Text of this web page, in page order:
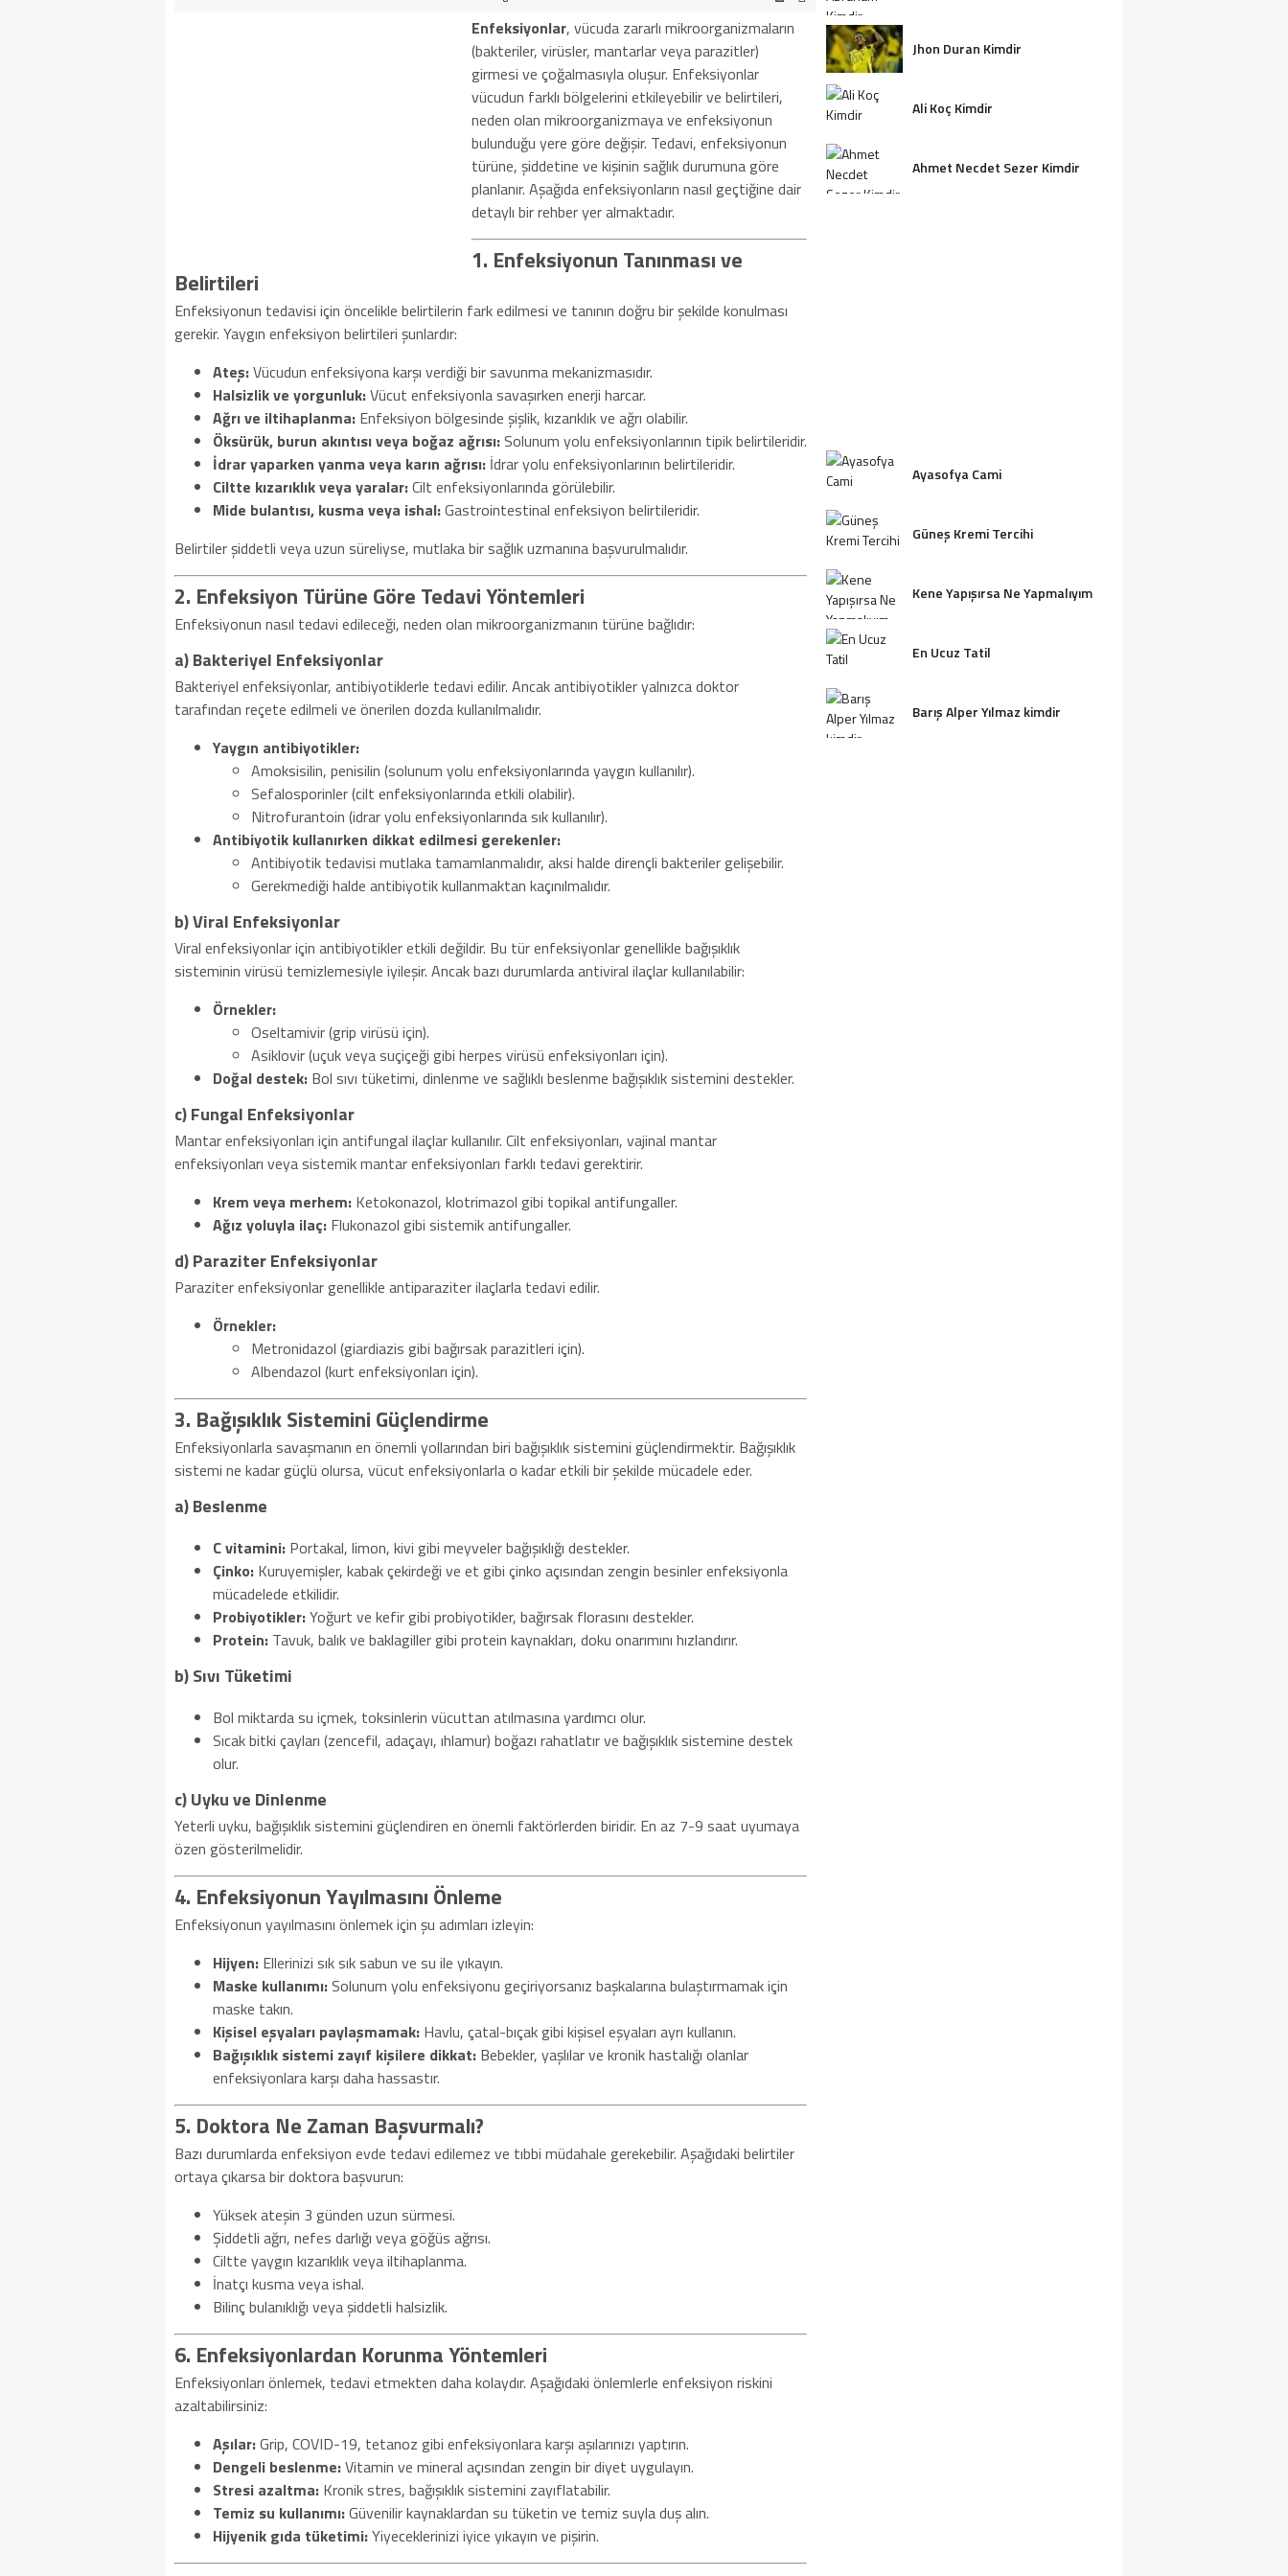
Enfeksiyonlar, vücuda zararlı mikroorganizmaların
(bakteriler, virüsler, mantarlar veya parazitler)
girmesi ve çoğalmasıyla oluşur. Enfeksiyonlar
vücudun farklı bölgelerini etkileyebilir ve belirtileri,
neden olan mikroorganizmaya ve enfeksiyonun
bulunduğu yere göre değişir. Tedavi, enfeksiyonun
türüne, şiddetine ve kişinin sağlık durumuna göre
planlanır. Aşağıda enfeksiyonların nasıl geçtiğine dair
detaylı bir rehber yer almaktadır.
1. Enfeksiyonun Tanınması ve
Belirtileri
Enfeksiyonun tedavisi için öncelikle belirtilerin fark edilmesi ve tanının doğru bir şekilde konulması
gerekir. Yaygın enfeksiyon belirtileri şunlardır:
Ateş:Vücudun enfeksiyona karşı verdiği bir savunma mekanizmasıdır.
Halsizlik ve yorgunluk:Vücut enfeksiyonla savaşırken enerji harcar.
Ağrı ve iltihaplanma: Enfeksiyon bölgesinde şişlik, kızarıklık ve ağrı olabilir.
Öksürük, burun akıntısı veya boğaz ağrısı: Solunum yolu enfeksiyonlarının tipik belirtileridir.
İdrar yaparken yanma veya karın ağrısı: İdrar yolu enfeksiyonlarının belirtileridir.
Ciltte kızarıklık veya yaralar:Cilt enfeksiyonlarında görülebilir.
Mide bulantısı, kusma veya ishal:Gastrointestinal enfeksiyon belirtileridir.
Belirtiler şiddetli veya uzun süreliyse, mutlaka bir sağlık uzmanına başvurulmalıdır.
2. Enfeksiyon Türüne Göre Tedavi Yöntemleri
Enfeksiyonun nasıl tedavi edileceği, neden olan mikroorganizmanın türüne bağlıdır:
a) Bakteriyel Enfeksiyonlar
Bakteriyel enfeksiyonlar, antibiyotiklerle tedavi edilir. Ancak antibiyotikler yalnızca doktor
tarafından reçete edilmeli ve önerilen dozda kullanılmalıdır.
Yaygın antibiyotikler:
Amoksisilin, penisilin (solunum yolu enfeksiyonlarında yaygın kullanılır).
Sefalosporinler (cilt enfeksiyonlarında etkili olabilir).
Nitrofurantoin (idrar yolu enfeksiyonlarında sık kullanılır).
Antibiyotik kullanırken dikkat edilmesi gerekenler:
Antibiyotik tedavisi mutlaka tamamlanmalıdır, aksi halde dirençli bakteriler gelişebilir.
Gerekmediği halde antibiyotik kullanmaktan kaçınılmalıdır.
b) Viral Enfeksiyonlar
Viral enfeksiyonlar için antibiyotikler etkili değildir. Bu tür enfeksiyonlar genellikle bağışıklık
sisteminin virüsü temizlemesiyle iyileşir. Ancak bazı durumlarda antiviral ilaçlar kullanılabilir:
Örnekler:
Oseltamivir (grip virüsü için).
Asiklovir (uçuk veya suçiçeği gibi herpes virüsü enfeksiyonları için).
Doğal destek: Bol sıvı tüketimi, dinlenme ve sağlıklı beslenme bağışıklık sistemini destekler.
c) Fungal Enfeksiyonlar
Mantar enfeksiyonları için antifungal ilaçlar kullanılır. Cilt enfeksiyonları, vajinal mantar
enfeksiyonları veya sistemik mantar enfeksiyonları farklı tedavi gerektirir.
Krem veya merhem: Ketokonazol, klotrimazol gibi topikal antifungaller.
Ağız yoluyla ilaç: Flukonazol gibi sistemik antifungaller.
d) Paraziter Enfeksiyonlar
Paraziter enfeksiyonlar genellikle antiparaziter ilaçlarla tedavi edilir.
Örnekler:
Metronidazol (giardiazis gibi bağırsak parazitleri için).
Albendazol (kurt enfeksiyonları için).
3. Bağışıklık Sistemini Güçlendirme
Enfeksiyonlarla savaşmanın en önemli yollarından biri bağışıklık sistemini güçlendirmektir. Bağışıklık
sistemi ne kadar güçlü olursa, vücut enfeksiyonlarla o kadar etkili bir şekilde mücadele eder.
a) Beslenme
C vitamini: Portakal, limon, kivi gibi meyveler bağışıklığı destekler.
Çinko: Kuruyemişler, kabak çekirdeği ve et gibi çinko açısından zengin besinler enfeksiyonla
mücadelede etkilidir.
Probiyotikler:Yoğurt ve kefir gibi probiyotikler, bağırsak florasını destekler.
Protein: Tavuk, balık ve baklagiller gibi protein kaynakları, doku onarımını hızlandırır.
b) Sıvı Tüketimi
Bol miktarda su içmek, toksinlerin vücuttan atılmasına yardımcı olur.
Sıcak bitki çayları (zencefil, adaçayı, ıhlamur) boğazı rahatlatır ve bağışıklık sistemine destek
olur.
c) Uyku ve Dinlenme
Yeterli uyku, bağışıklık sistemini güçlendiren en önemli faktörlerden biridir. En az 7-9 saat uyumaya
özen gösterilmelidir.
4. Enfeksiyonun Yayılmasını Önleme
Enfeksiyonun yayılmasını önlemek için şu adımları izleyin:
Hijyen: Ellerinizi sık sık sabun ve su ile yıkayın.
Maske kullanımı: Solunum yolu enfeksiyonu geçiriyorsanız başkalarına bulaştırmamak için
maske takın.
Kişisel eşyaları paylaşmamak: Havlu, çatal-bıçak gibi kişisel eşyaları ayrı kullanın.
Bağışıklık sistemi zayıf kişilere dikkat: Bebekler, yaşlılar ve kronik hastalığı olanlar
enfeksiyonlara karşı daha hassastır.
5. Doktora Ne Zaman Başvurmalı?
Bazı durumlarda enfeksiyon evde tedavi edilemez ve tıbbi müdahale gerekebilir. Aşağıdaki belirtiler
ortaya çıkarsa bir doktora başvurun:
Yüksek ateşin 3 günden uzun sürmesi.
Şiddetli ağrı, nefes darlığı veya göğüs ağrısı.
Ciltte yaygın kızarıklık veya iltihaplanma.
İnatçı kusma veya ishal.
Bilinç bulanıklığı veya şiddetli halsizlik.
6. Enfeksiyonlardan Korunma Yöntemleri
Enfeksiyonları önlemek, tedavi etmekten daha kolaydır. Aşağıdaki önlemlerle enfeksiyon riskini
azaltabilirsiniz:
Aşılar:Grip, COVID-19, tetanoz gibi enfeksiyonlara karşı aşılarınızı yaptırın.
Dengeli beslenme:Vitamin ve mineral açısından zengin bir diyet uygulayın.
Stresi azaltma: Kronik stres, bağışıklık sistemini zayıflatabilir.
Temiz su kullanımı:Güvenilir kaynaklardan su tüketin ve temiz suyla duş alın.
Hijyenik gıda tüketimi:Yiyeceklerinizi iyice yıkayın ve pişirin.
Jhon Duran Kimdir
Ali Koç Kimdir
Ahmet Necdet Sezer Kimdir
Ayasofya Cami
Güneş Kremi Tercihi
Kene Yapışırsa Ne Yapmalıyım
En Ucuz Tatil
Barış Alper Yılmaz kimdir